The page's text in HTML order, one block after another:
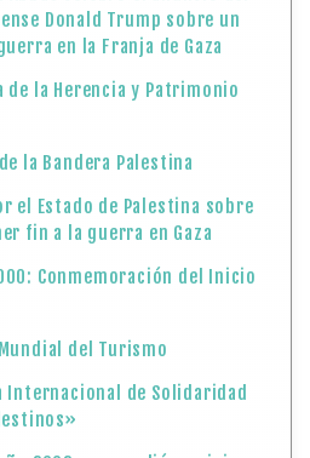
Donald Trump sobre un
en la Franja de Gaza
de la Herencia y Patrimonio
la Bandera Palestina
el Estado de Palestina sobre
fin a la guerra en Gaza
Conmemoración del Inicio
del Turismo
Internacional de Solidaridad